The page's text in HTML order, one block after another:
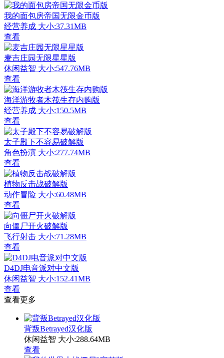
我的面包房帝国无限金币版
经营养成 大小:37.31MB
查看
麦吉庄园无限星星版
休闲益智 大小:547.76MB
查看
海洋游牧者木筏生存内购版
经营养成 大小:150.5MB
查看
太子殿下不容易破解版
角色扮演 大小:277.74MB
查看
植物反击战破解版
动作冒险 大小:60.48MB
查看
向僵尸开火破解版
飞行射击 大小:71.28MB
查看
D4DJ电音派对中文版
休闲益智 大小:152.41MB
查看
查看更多
背叛Betrayed汉化版
休闲益智 大小:288.64MB
查看